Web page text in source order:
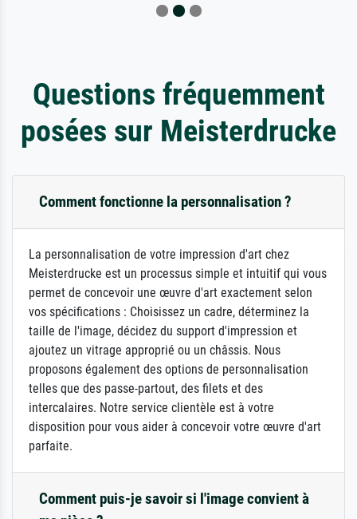
Questions fréquemment
posées sur Meisterdrucke
Comment fonctionne la personnalisation ?
La personnalisation de votre impression d'art chez
Meisterdrucke est un processus simple et intuitif qui vous
permet de concevoir une œuvre d'art exactement selon
vos spécifications : Choisissez un cadre, déterminez la
taille de l'image, décidez du support d'impression et
ajoutez un vitrage approprié ou un châssis. Nous
proposons également des options de personnalisation
telles que des passe-partout, des filets et des
intercalaires. Notre service clientèle est à votre
disposition pour vous aider à concevoir votre œuvre d'art
parfaite.
Comment puis-je savoir si l'image convient à